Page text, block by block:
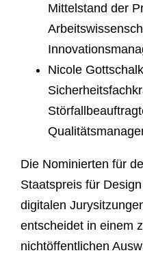
Mittelstand der
Nicole
Die Nominierten für
Staatspreis für
digitalen
entscheidet in einem
nichtöffentlichen